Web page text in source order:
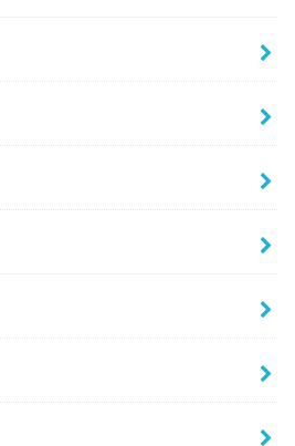
、犯罪やいかがわしい考えを
す。本記事では、制服買取に
服買取は合法？
う着ることのない制服。皆様
いますか？とっておけば思い出
ません。おそらく多くの人
と思います。でも、それでは
もしれません。その制服、高
に行っている業者が存在しま